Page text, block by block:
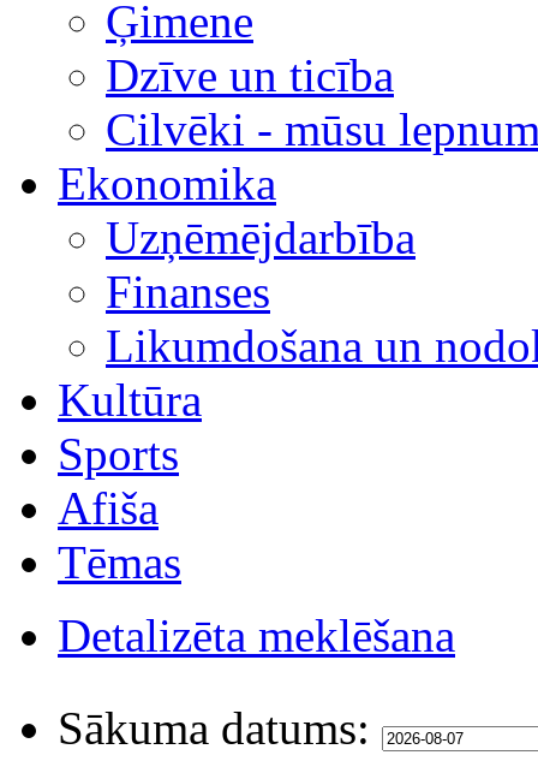
Ģimene
Dzīve un ticība
Cilvēki - mūsu
Ekonomika
Uzņēmējdarbība
Finanses
Likumdošana un
Kultūra
Sports
Afiša
Tēmas
Detalizēta meklēšana
Sākuma datums: